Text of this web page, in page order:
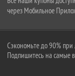
через Мобильное
Сэкономьте до 90%
Подпишитесь на самые